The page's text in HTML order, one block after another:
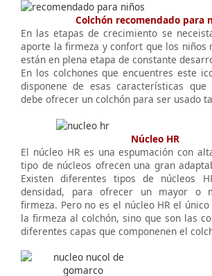
Colchón recomendado para
En las etapas de crecimiento se
aporte la firmeza y confort que los niños
están en plena etapa de constante
En los colchones que encuentres este
disponene de esas características
debe ofrecer un colchón para ser usado
Núcleo HR
El núcleo HR es una espumación con
tipo de núcleos ofrecen una gran
Existen diferentes tipos de núcleos
densidad, para ofrecer un mayor o
firmeza. Pero no es el núcleo HR el
la firmeza al colchón, sino que son las
diferentes capas que componenen el